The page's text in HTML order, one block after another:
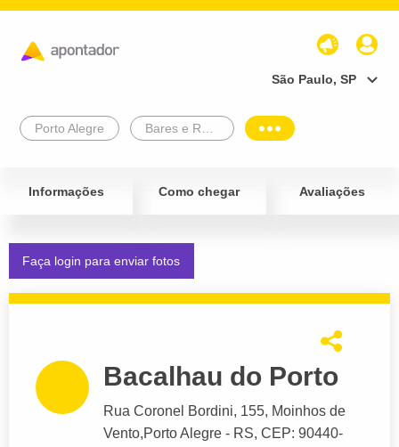
São Paulo, SP
Porto Alegre
Informações Como chegar Avaliações
Faça login para enviar fotos
Bacalhau do Porto
Rua Coronel Bordini, 155, Moinhos de
Vento,Porto Alegre - RS, CEP: 90440-